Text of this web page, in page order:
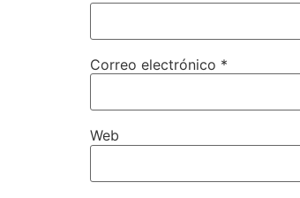
Correo electrónico *
Web